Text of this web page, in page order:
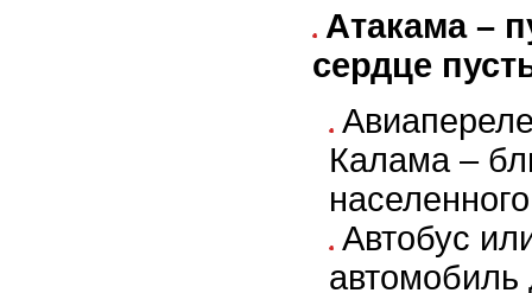
Атакама –
сердце
Калама –
Автобус
автомобиль